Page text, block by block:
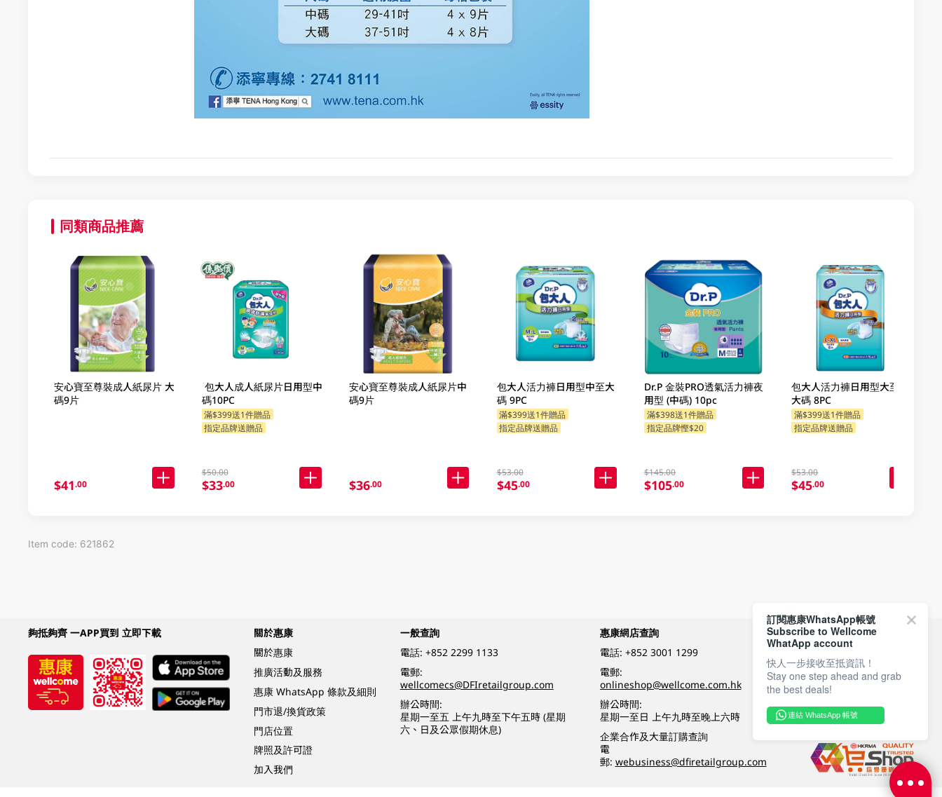
同類商品推薦
安心寶至尊裝成人紙尿片 大
碼9片
$41.00
包大人成人紙尿片日用型中
碼10PC
滿$399送1件贈品
指定品牌送贈品
$50.00
$33.00
安心寶至尊裝成人紙尿片中
碼9片
$36.00
包大人活力褲日用型中至大
碼 9PC
滿$399送1件贈品
指定品牌送贈品
$53.00
$45.00
Dr.P 金裝PRO透氣活力褲夜
用型 (中碼) 10pc
滿$398送1件贈品
指定品牌慳$20
$145.00
$105.00
包大人活力褲日用型大至加
大碼 8PC
滿$399送1件贈品
指定品牌送贈品
$53.00
$45.00
Item code: 621862
夠抵夠齊 一APP買到 立即下載
關於惠康
關於惠康
推廣活動及服務
惠康 WhatsApp 條款及細則
門市退/換貨政策
門店位置
牌照及許可證
加入我們
一般查詢
電話: +852 2299 1133
電郵:
wellcomecs@DFIretailgroup.com
辦公時間:
星期一至五 上午九時至下午五時 (星期
六、日及公眾假期休息)
惠康網店查詢
電話: +852 3001 1299
電郵:
onlineshop@wellcome.com.hk
辦公時間:
星期一至日 上午九時至晚上六時
企業合作及大量訂購查詢
電
郵: webusiness@dfiretailgroup.com
付款方式
關注我們
訂閱惠康WhatsApp帳號
Subscribe to Wellcome
WhatApp account
快人一步接收至抵資訊！
Stay one step ahead and grab
the best deals!
連結 WhatsApp 帳號